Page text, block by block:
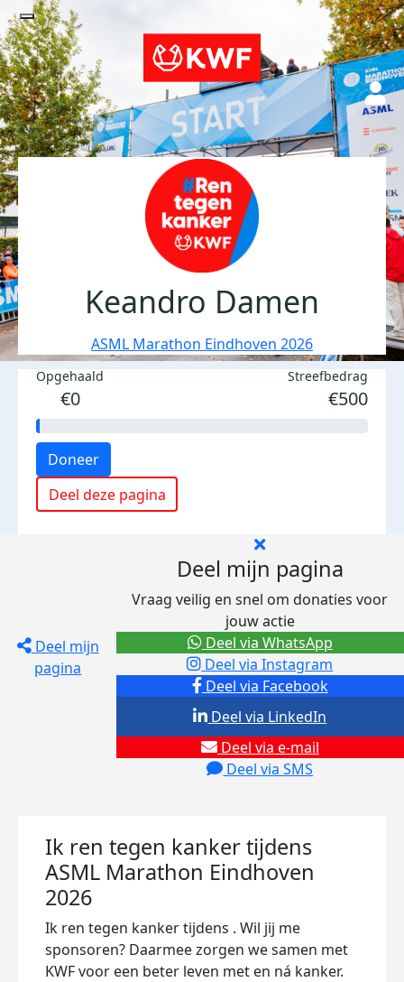
Keandro Damen
ASML Marathon Eindhoven 2026
Opgehaald
€0
Streefbedrag
€500
Doneer
Deel deze pagina
Deel mijn
pagina
Deel mijn pagina
Vraag veilig en snel om donaties voor
jouw actie
Deel via Facebook
Deel via Instagram
Deel via e-mail
Deel via SMS
Deel via LinkedIn
Deel via WhatsApp
Ik ren tegen kanker tijdens
ASML Marathon Eindhoven
2026
Ik ren tegen kanker tijdens . Wil jij me
sponsoren? Daarmee zorgen we samen met
KWF voor een beter leven met en ná kanker.